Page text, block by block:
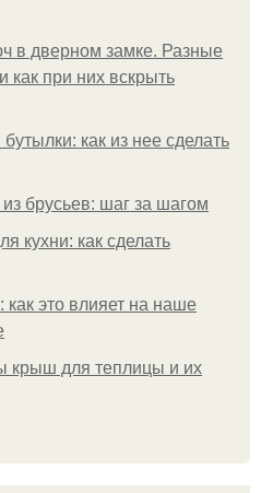
в дверном замке. Разные
как при них вскрыть
как из нее сделать
брусьев: шаг за шагом
кухни: как сделать
это влияет на наше
крыш для теплицы и их